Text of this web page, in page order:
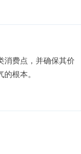
消费点，并确保其价
根本。